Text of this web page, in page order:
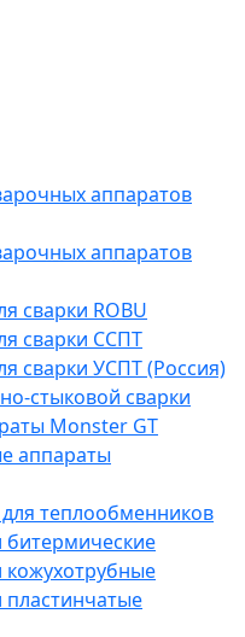
аппаратов
аппаратов
сварки ROBU
сварки ССПТ
сварки УСПТ (Россия)
стыковой сварки
Monster GT
аппараты
теплообменников